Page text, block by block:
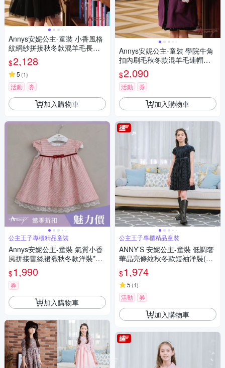
Annys安妮公主-童裝 小香風格
紋網紗拼接秋冬款混羊毛長袖
洋裝*2610黑色
$2,128
5 (1)
活動 券
加入購物車
公主王子專櫃精品童裝
Annys安妮公主-童裝 氣質小香
風拼接蕾絲裙襬秋冬款洋裝*52
56粉紅
$1,990
券
加入購物車
Annys安妮公主-童裝 學院牛角
扣內刷毛秋冬款混羊毛連帽大
衣*2670紫色
$2,090
活動 券
加入購物車
公主王子專櫃精品童裝
ANNY’S 安妮公主-童裝 低調奢
華晶亮條紋秋冬款短袖洋裝(22
18藍色)
$1,974
5 (1)
活動 券
加入購物車